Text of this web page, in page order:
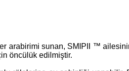
arabirimi sunan, SMIPII ™
öncülük edilmiştir.